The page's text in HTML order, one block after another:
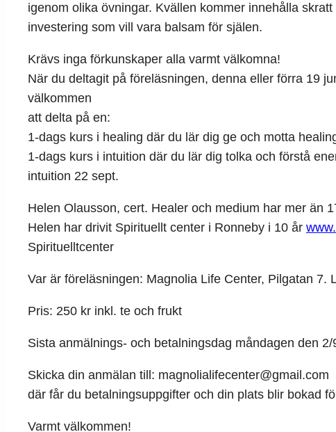
igenom olika övningar. Kvällen kommer innehålla
investering som vill vara balsam för själen.
Krävs inga förkunskaper alla varmt välkomna!
När du deltagit på föreläsningen, denna eller förra 19
välkommen
att delta på en:
1-dags kurs i healing där du lär dig ge och motta
1-dags kurs i intuition där du lär dig tolka och förstå
intuition 22 sept.
Helen Olausson, cert. Healer och medium har mer än
Helen har drivit Spirituellt center i Ronneby i 10 år
Spirituelltcenter
Var är föreläsningen: Magnolia Life Center, Pilgatan 7.
Pris: 250 kr inkl. te och frukt
Sista anmälnings- och betalningsdag måndagen den 2/
Skicka din anmälan till: magnolialifecenter@gmail.com
där får du betalningsuppgifter och din plats blir bokad
Varmt välkommen!